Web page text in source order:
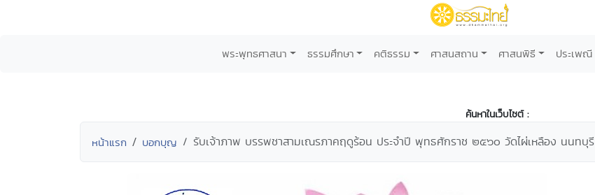
พระพุทธศาสนา ธรรมศึกษา คติธรรม ศาสนสถาน ศาสนพิธี ประเพณี
ค้นหาในเว็บไซต์ :
หน้าแรก บอกบุญ รับเจ้าภาพ บรรพชาสามเณรภาคฤดูร้อน ประจำปี พุทธศักราช ๒๕๖๐ วัดไผ่เหลือง นนทบุรี